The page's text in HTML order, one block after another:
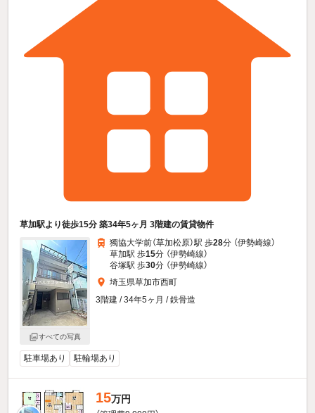
草加駅より徒歩15分 築34年5ヶ月 3階建の賃貸物件
すべての写真
獨協大学前（草加松原）駅 歩28分 （伊勢崎線）
草加駅 歩15分 （伊勢崎線）
谷塚駅 歩30分 （伊勢崎線）
埼玉県草加市西町
3階建 / 34年5ヶ月 / 鉄骨造
駐車場あり 駐輪場あり
15万円